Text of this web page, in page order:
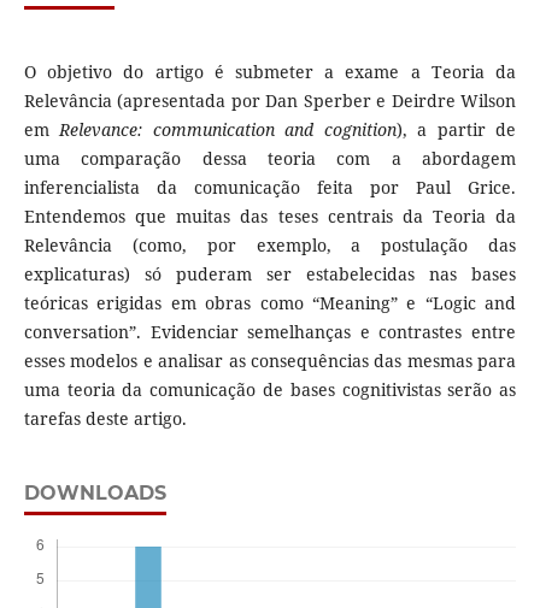
O objetivo do artigo é submeter a exame a Teoria da
Relevância (apresentada por Dan Sperber e Deirdre Wilson
emRelevance: communication and cognition), a partir de
uma comparação dessa teoria com a abordagem
inferencialista da comunicação feita por Paul Grice.
Entendemos que muitas das teses centrais da Teoria da
Relevância (como, por exemplo, a postulação das
explicaturas) só puderam ser estabelecidas nas bases
teóricas erigidas em obras como “Meaning” e “Logic and
conversation”. Evidenciar semelhanças e contrastes entre
esses modelos e analisar as consequências das mesmas para
uma teoria da comunicação de bases cognitivistas serão as
tarefas deste artigo.
DOWNLOADS